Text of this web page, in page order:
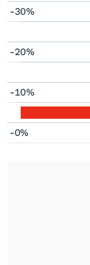
-30%
-20%
-10%
-0%